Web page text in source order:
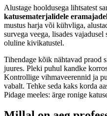
Alustage hooldusega lihtsatest
katusematerjalidele
mustus harja või kühvliga,
survega veega, lisades vajadusel
oluline kivikatustel.
Tihendage kõik nähtavad praod
juures. Pleki puhul kandke
Kontrollige vihmaveerennid ja
vabalt. Tehke seda kaks korda
Pidage meeles: ärge ronige